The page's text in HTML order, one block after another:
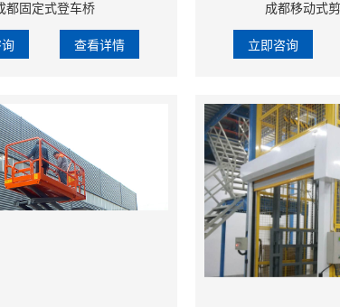
都固定式登车桥
查看详情
成都移动式
立即咨询